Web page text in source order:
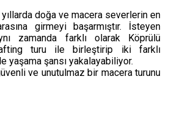
yıllarda doğa ve macera severlerin en
girmeyi başarmıştır. İsteyen
zamanda farklı olarak Köprülü
turu ile birleştirip iki farklı
yaşama şansı yakalayabiliyor.
ve unutulmaz bir macera turunu